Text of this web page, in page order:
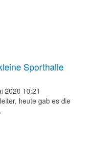
Sporthalle
2020 10:21
heute gab es die